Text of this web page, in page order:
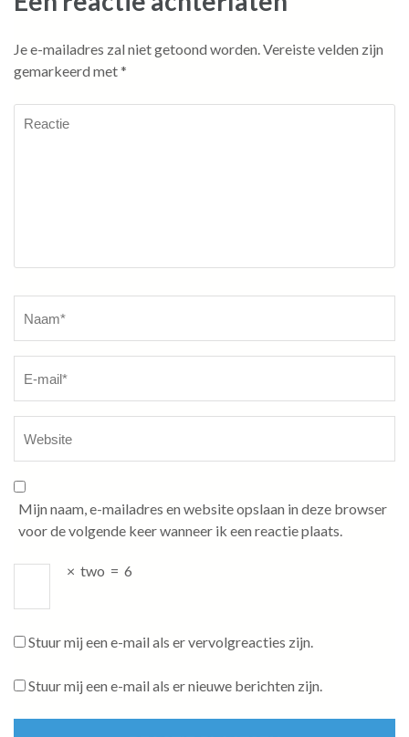
Je e-mailadres zal niet getoond worden.Vereiste velden zijn
gemarkeerd met*
Mijn naam, e-mailadres en website opslaan in deze browser
voor de volgende keer wanneer ik een reactie plaats.
× two = 6
Stuur mij een e-mail als er vervolgreacties zijn.
Stuur mij een e-mail als er nieuwe berichten zijn.